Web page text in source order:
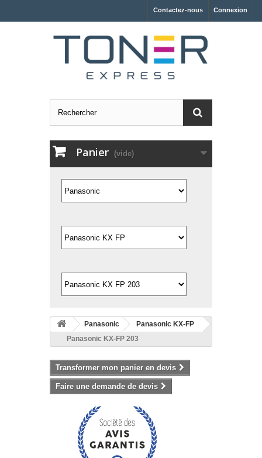
Connexion
Contactez-nous
Panier (vide)
Panasonic
Panasonic KX-FP
Panasonic KX-FP 203
Transformer mon panier en devis
Faire une demande de devis